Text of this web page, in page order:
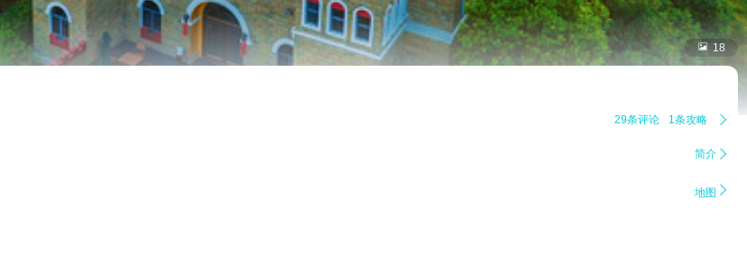
 18
29条评论 1条攻略 
简介 
地图 